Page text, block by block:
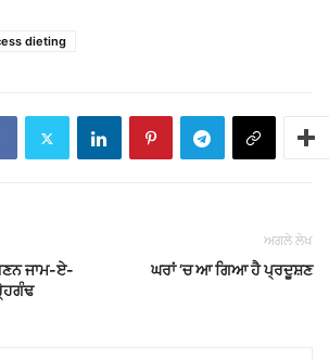
dieting
ਜਾਮ-ਏ-
ਅਗਲੇ ਲੇਖ
ਘਰਾਂ ’ਚ ਆ ਗਿਆ ਹੈ ਪ੍ਰਦੂਸ਼ਣ